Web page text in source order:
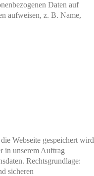
Daten auf
aufweisen, z. B. Name,
Webseite gespeichert wird
in unserem Auftrag
Rechtsgrundlage:
sicheren